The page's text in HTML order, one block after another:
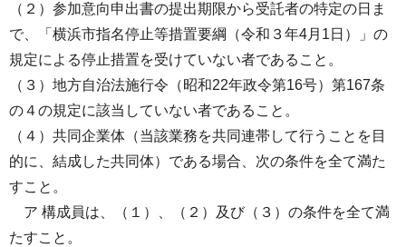
（２）参加意向申出書の提出期限から受託者の特定の日ま
で、「横浜市指名停止等措置要綱（令和３年4月1日）」の
規定による停止措置を受けていない者であること。
（３）地方自治法施行令（昭和22年政令第16号）第167条
の４の規定に該当していない者であること。
（４）共同企業体（当該業務を共同連帯して行うことを目
的に、結成した共同体）である場合、次の条件を全て満た
すこと。
ア 構成員は、（１）、（２）及び（３）の条件を全て満
たすこと。